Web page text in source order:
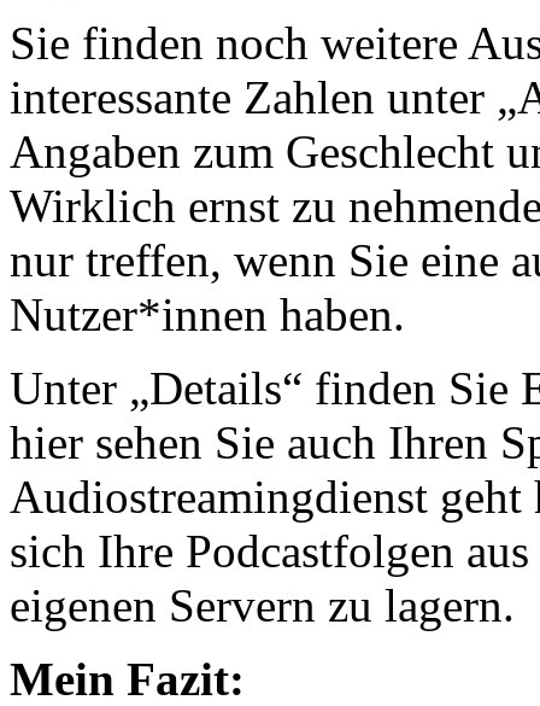
Sie finden noch weitere
interessante Zahlen unter
Angaben zum Geschlecht
Wirklich ernst zu
nur treffen, wenn Sie eine
Nutzer*innen haben.
Unter „Details“ finden Sie
hier sehen Sie auch Ihren
Audiostreamingdienst
sich Ihre Podcastfolgen
eigenen Servern zu lagern.
Mein Fazit: